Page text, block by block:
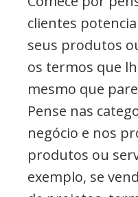
clientes
seus produtos
os termos que
mesmo que
Pense nas
negócio e nos
produtos ou
exemplo, se